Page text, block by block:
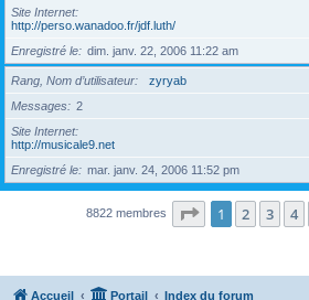
Site Internet
http://perso.wanadoo.fr/jdf.luth/
Enregistré le
dim. janv. 22, 2006 11:22 am
Rang, Nom d’utilisateur
zyryab
Messages
2
Site Internet
http://musicale9.net
Enregistré le
mar. janv. 24, 2006 11:52 pm
8822 membres Page 1sur177
1 2 3 4
Accueil Portail Index du forum